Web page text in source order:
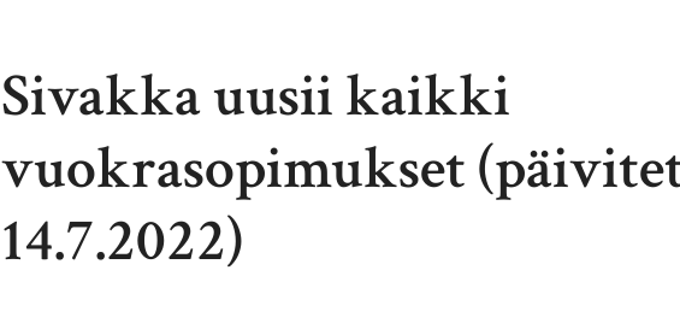
Sivakka uusii kaikki
vuokrasopimukset
14.7.2022)